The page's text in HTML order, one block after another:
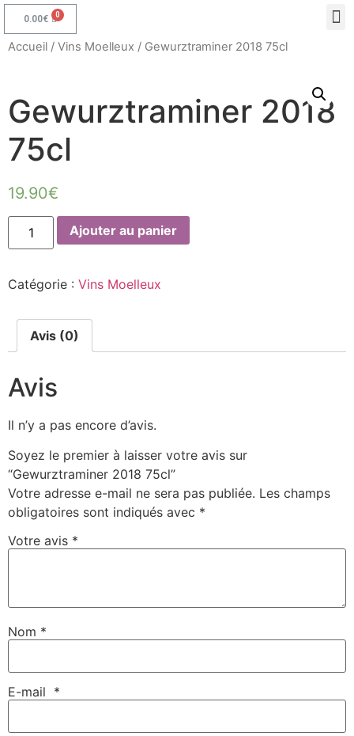
0.00€
Accueil / Vins Moelleux / Gewurztraminer 2018 75cl
Gewurztraminer 2018
75cl
19.90€
Ajouter au panier
Catégorie : Vins Moelleux
Avis (0)
Avis
Il n’y a pas encore d’avis.
Soyez le premier à laisser votre avis sur
“Gewurztraminer 2018 75cl”
Votre adresse e-mail ne sera pas publiée. Les champs
obligatoires sont indiqués avec *
Votre avis *
Nom *
E-mail *